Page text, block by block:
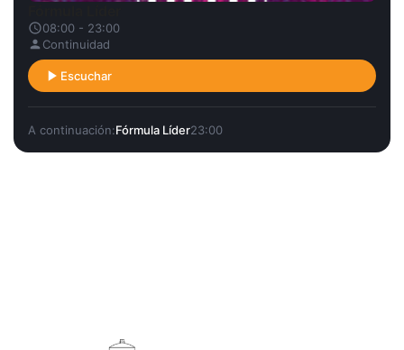
08:00 - 23:00
Continuidad
Escuchar
A continuación:Fórmula Líder23:00